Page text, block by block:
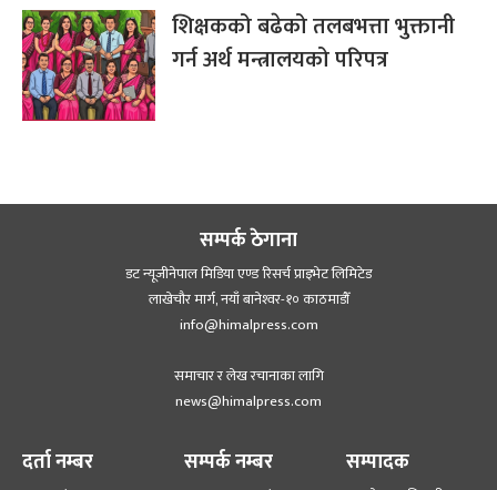
शिक्षकको बढेको तलबभत्ता भुक्तानी
गर्न अर्थ मन्त्रालयको परिपत्र
सम्पर्क ठेगाना
डट न्यूजीनेपाल मिडिया एण्ड रिसर्च प्राइभेट लिमिटेड
लाखेचौर मार्ग, नयाँ बानेश्‍वर-१० काठमाडौँ
info@himalpress.com
समाचार र लेख रचानाका लागि
news@himalpress.com
दर्ता नम्बर सम्पर्क नम्बर सम्पादक